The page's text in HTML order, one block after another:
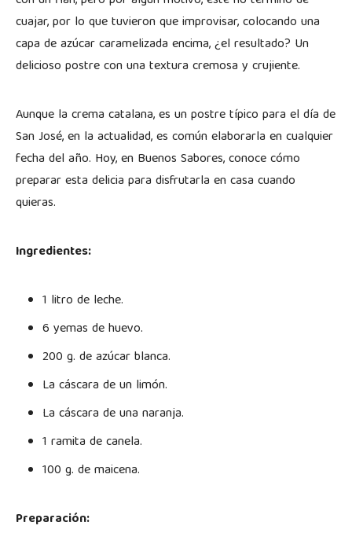
cuajar, por lo que tuvieron que improvisar, colocando una
capa de azúcar caramelizada encima, ¿el resultado? Un
delicioso postre con una textura cremosa y crujiente.
Aunque la crema catalana, es un postre típico para el día de
San José, en la actualidad, es común elaborarla en cualquier
fecha del año. Hoy, en Buenos Sabores, conoce cómo
preparar esta delicia para disfrutarla en casa cuando
quieras.
Ingredientes:
1 litro de leche.
6 yemas de huevo.
200 g. de azúcar blanca.
La cáscara de un limón.
La cáscara de una naranja.
1 ramita de canela.
100 g. de maicena.
Preparación: